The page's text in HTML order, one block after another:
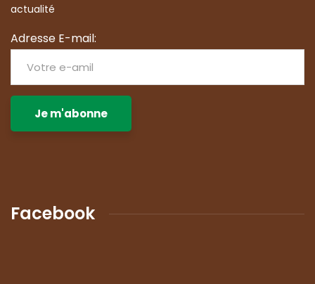
actualité
Adresse E-mail:
Facebook